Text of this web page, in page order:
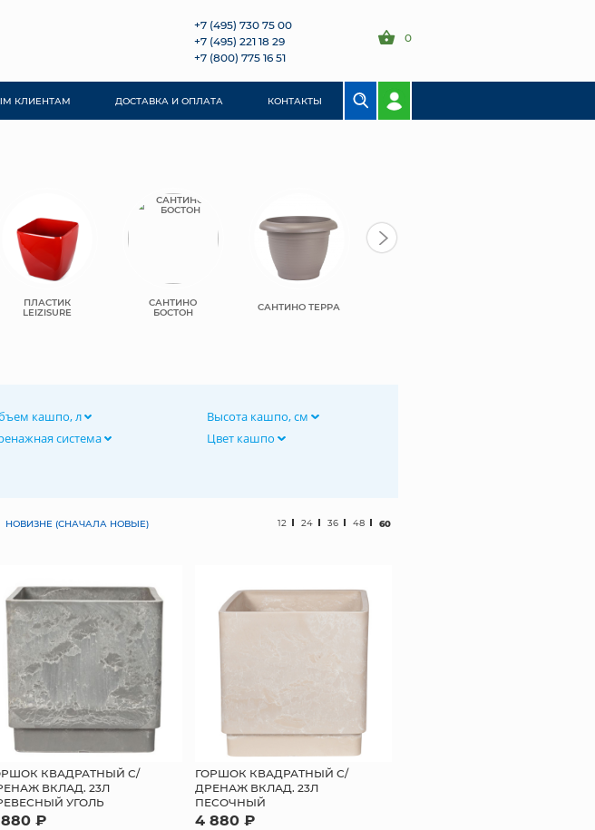
+7 (495) 730 75 00
+7 (495) 221 18 29
+7 (800) 775 16 51
0
КЛИЕНТАМ ДОСТАВКА И ОПЛАТА КОНТАКТЫ
ПЛАСТИК
LEIZISURE
САНТИНО
БОСТОН САНТИНО ТЕРРА
кашпо, л
Высота кашпо, см
система Цвет кашпо
НОВИЗНЕ (СНАЧАЛА НОВЫЕ) 12 24 36 48 60
КВАДРАТНЫЙ С/
ВКЛАД. 23Л
УГОЛЬ
₽
ГОРШОК КВАДРАТНЫЙ С/
ДРЕНАЖ ВКЛАД. 23Л
ПЕСОЧНЫЙ
4 880 ₽